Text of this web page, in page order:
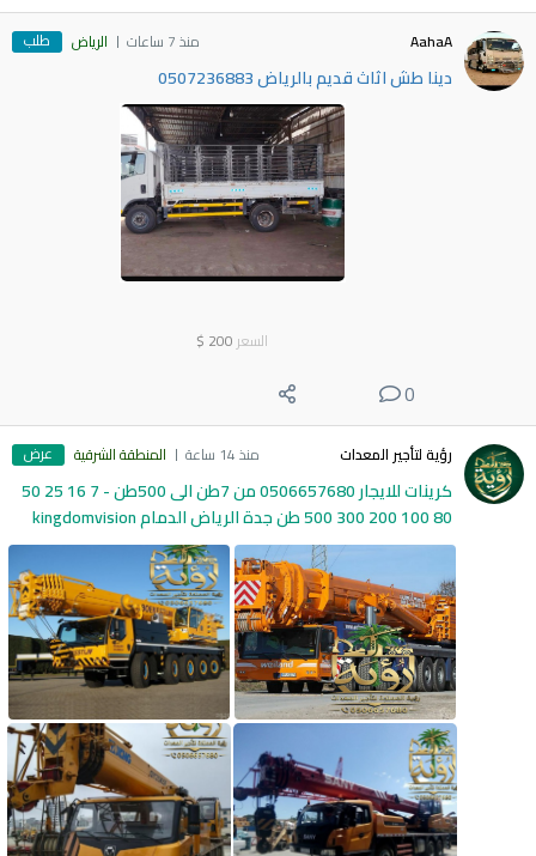
AahaA منذ 7 ساعات الرياض طلب
دينا طش اثاث قديم بالرياض 0507236883
السعر 200
$
0
رؤية لتأجير المعدات منذ 14 ساعة المنطقة الشرقية عرض
كرينات للايجار 0506657680 من 7طن الى 500طن - 7 16 25 50
80 100 200 300 500 طن جدة الرياض الدمام kingdomvision